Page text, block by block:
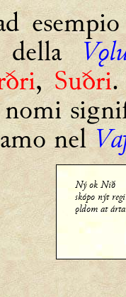
della
,Suðri
nel
Ný ok Nið
skópo nýt
ǫldom at